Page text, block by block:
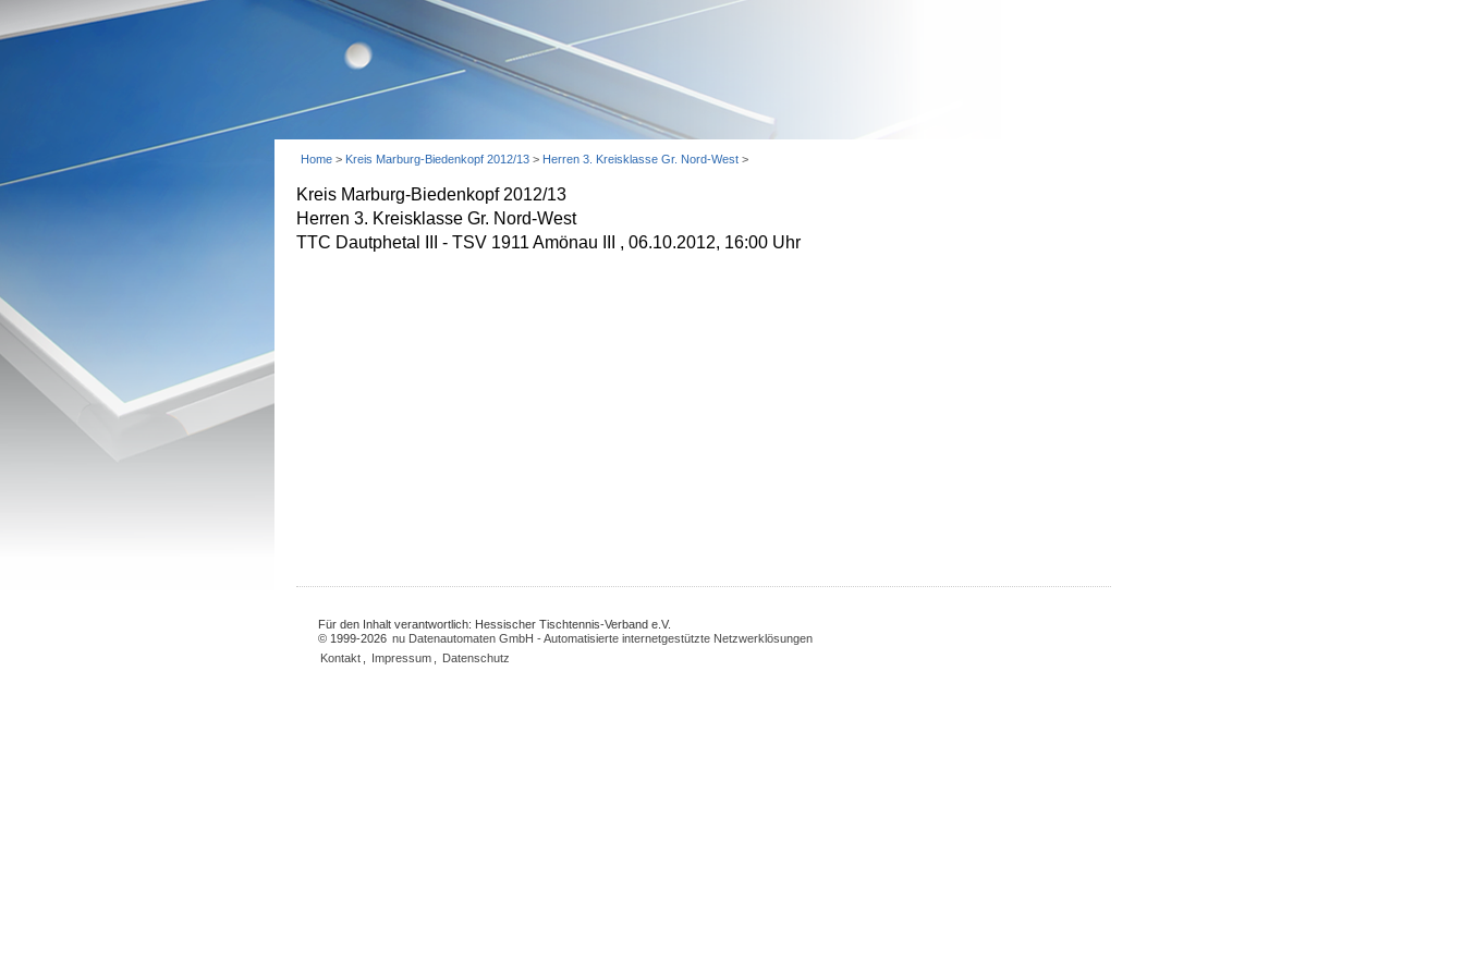
Home > Kreis Marburg-Biedenkopf 2012/13 > Herren 3. Kreisklasse Gr. Nord-West >
Kreis Marburg-Biedenkopf 2012/13
Herren 3. Kreisklasse Gr. Nord-West
TTC Dautphetal III - TSV 1911 Amönau III , 06.10.2012, 16:00 Uhr
Für den Inhalt verantwortlich: Hessischer Tischtennis-Verband e.V.
© 1999-2026 nu Datenautomaten GmbH - Automatisierte internetgestützte Netzwerklösungen
Kontakt
Impressum Datenschutz